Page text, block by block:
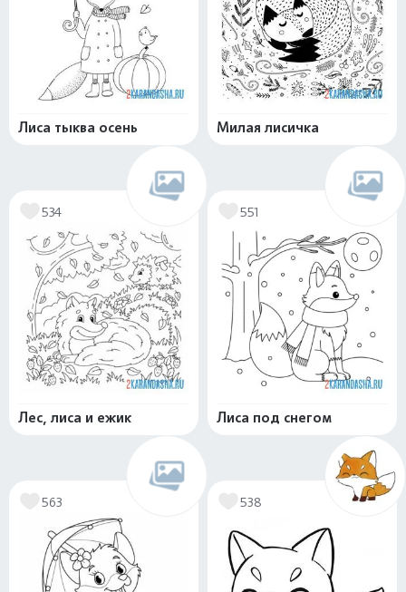
Лиса тыква осень Милая лисичка
534
Лес, лиса и ежик
551
Лиса под снегом
563 538